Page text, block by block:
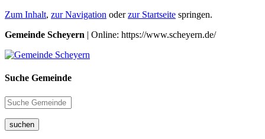
Zum Inhalt, zur Navigation oderzur Startseite springen.
Gemeinde Scheyern | Online: https://www.scheyern.de/
Suche Gemeinde
suchen